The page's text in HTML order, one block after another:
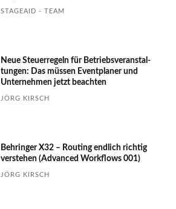
STAGEAID - TEAM
Neue Steuerregeln für Betriebs­ver­an­stal­
tungen: Das müssen Event­planer und
Unter­nehmen jetzt beachten
JÖRG KIRSCH
Behringer X32 – Routing endlich richtig
verstehen (Advanced Workflows 001)
JÖRG KIRSCH